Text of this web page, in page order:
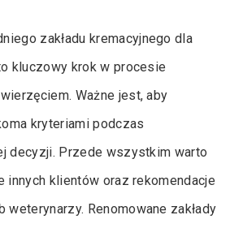
zakładu kremacyjnego dla
kluczowy krok w procesie
Ważne jest, aby
kryteriami podczas
decyzji. Przede wszystkim warto
innych klientów oraz rekomendacje
weterynarzy. Renomowane zakłady